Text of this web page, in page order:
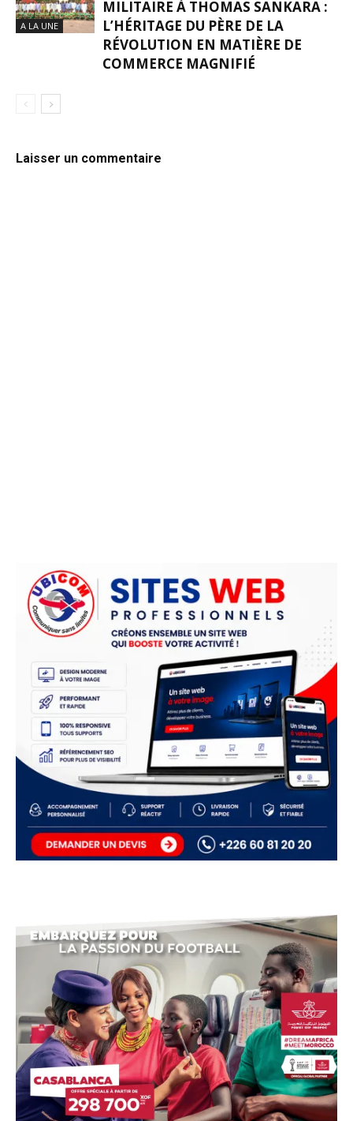
A LA UNE
MILITAIRE À THOMAS SANKARA :
L’HÉRITAGE DU PÈRE DE LA
RÉVOLUTION EN MATIÈRE DE
COMMERCE MAGNIFIÉ
Laisser un commentaire